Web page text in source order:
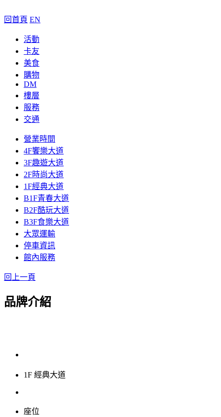
回首頁 EN
活動
卡友
美食
購物
DM
樓層
服務
交通
營業時間
4F饗樂大道
3F趣遊大道
2F時尚大道
1F經典大道
B1F青春大道
B2F酷玩大道
B3F食樂大道
大眾運輸
停車資訊
館內服務
回上一頁
品牌介紹
1F 經典大道
座位